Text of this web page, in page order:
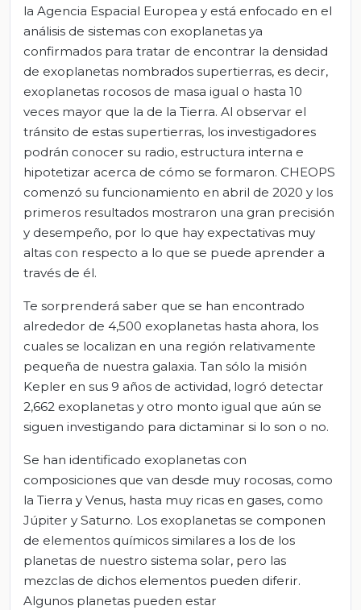
la Agencia Espacial Europea y está enfocado en el
análisis de sistemas con exoplanetas ya
confirmados para tratar de encontrar la densidad
de exoplanetas nombrados supertierras, es decir,
exoplanetas rocosos de masa igual o hasta 10
veces mayor que la de la Tierra. Al observar el
tránsito de estas supertierras, los investigadores
podrán conocer su radio, estructura interna e
hipotetizar acerca de cómo se formaron. CHEOPS
comenzó su funcionamiento en abril de 2020 y los
primeros resultados mostraron una gran precisión
y desempeño, por lo que hay expectativas muy
altas con respecto a lo que se puede aprender a
través de él.
Te sorprenderá saber que se han encontrado
alrededor de 4,500 exoplanetas hasta ahora, los
cuales se localizan en una región relativamente
pequeña de nuestra galaxia. Tan sólo la misión
Kepler en sus 9 años de actividad, logró detectar
2,662 exoplanetas y otro monto igual que aún se
siguen investigando para dictaminar si lo son o no.
Se han identificado exoplanetas con
composiciones que van desde muy rocosas, como
la Tierra y Venus, hasta muy ricas en gases, como
Júpiter y Saturno. Los exoplanetas se componen
de elementos químicos similares a los de los
planetas de nuestro sistema solar, pero las
mezclas de dichos elementos pueden diferir.
Algunos planetas pueden estar